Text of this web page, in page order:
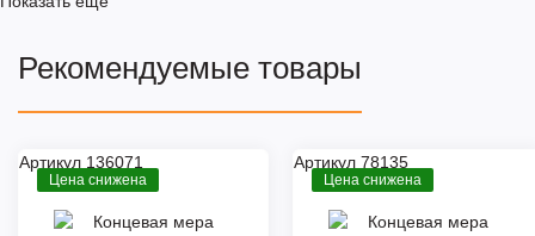
Рекомендуемые товары
Артикул 136071
Цена снижена
Артикул 78135
Цена снижена